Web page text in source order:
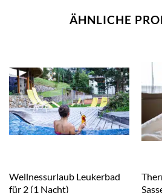
ÄHNLICHE
Wellnessurlaub Leukerbad
für 2 (1 Nacht)